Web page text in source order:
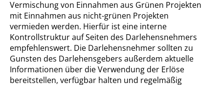
Vermischung von Einnahmen aus Grünen Projekten
mit Einnahmen aus nicht-grünen Projekten
vermieden werden. Hierfür ist eine interne
Kontrollstruktur auf Seiten des Darlehensnehmers
empfehlenswert. Die Darlehensnehmer sollten zu
Gunsten des Darlehensgebers außerdem aktuelle
Informationen über die Verwendung der Erlöse
bereitstellen, verfügbar halten und regelmäßig